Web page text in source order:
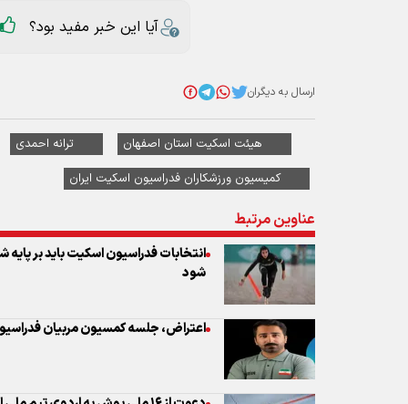
هیئت اسکیت استان اصفهان ترانه احمدی
عناوین مرتبط
انتخابات فدراسیون اسکیت باید بر پایه
شود
دعوت از ۱۶ ملی پوش به اردوی تیم ملی اسکیت اینلاین فری استایل